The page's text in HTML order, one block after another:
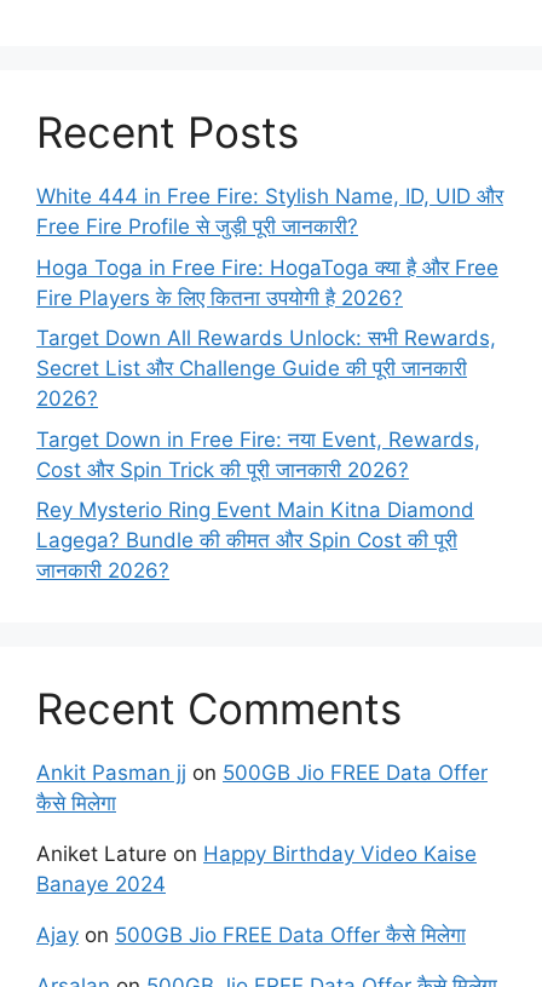
Recent Posts
White 444 in Free Fire: Stylish Name, ID, UID और
Free Fire Profile से जुड़ी पूरी जानकारी?
Hoga Toga in Free Fire: HogaToga क्या है और Free
Fire Players के लिए कितना उपयोगी है 2026?
Target Down All Rewards Unlock: सभी Rewards,
Secret List और Challenge Guide की पूरी जानकारी
2026?
Target Down in Free Fire: नया Event, Rewards,
Cost और Spin Trick की पूरी जानकारी 2026?
Rey Mysterio Ring Event Main Kitna Diamond
Lagega? Bundle की कीमत और Spin Cost की पूरी
जानकारी 2026?
Recent Comments
Ankit Pasman jj on 500GB Jio FREE Data Offer
कैसे मिलेगा
Aniket Lature on Happy Birthday Video Kaise
Banaye 2024
Ajay on 500GB Jio FREE Data Offer कैसे मिलेगा